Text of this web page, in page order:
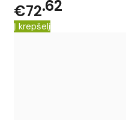
€72 62
Į krepšelį